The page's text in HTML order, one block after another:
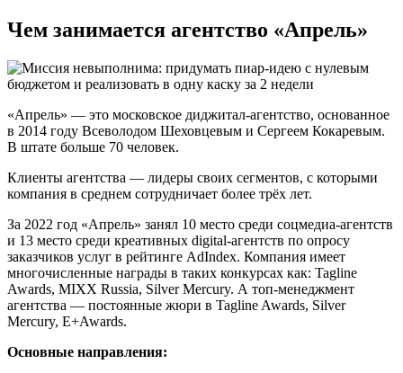
Чем занимается агентство «Апрель»
«Апрель» — это московское диджитал-агентство, основанное
в 2014 году Всеволодом Шеховцевым и Сергеем Кокаревым.
В штате больше 70 человек.
Клиенты агентства — лидеры своих сегментов, с которыми
компания в среднем сотрудничает более трёх лет.
За 2022 год «Апрель» занял 10 место среди соцмедиа-агентств
и 13 место среди креативных digital-агентств по опросу
заказчиков услуг в рейтинге AdIndex. Компания имеет
многочисленные награды в таких конкурсах как: Tagline
Awards, MIXX Russia, Silver Mercury. А топ-менеджмент
агентства — постоянные жюри в Tagline Awards, Silver
Mercury, E+Awards.
Основные направления: